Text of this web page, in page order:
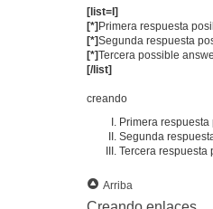
[list=I]
[*] Primera respuesta
[*]Segunda respuesta
[*]Tercera possible
[/list]
creando
Primera respuesta
Segunda
Tercera respuesta
Arriba